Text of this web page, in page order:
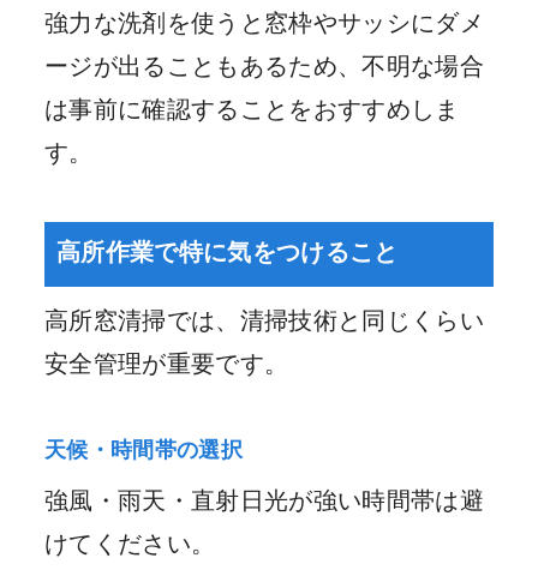
強力な洗剤を使うと窓枠やサッシにダメ
ージが出ることもあるため、不明な場合
は事前に確認することをおすすめしま
す。
高所作業で特に気をつけること
高所窓清掃では、清掃技術と同じくらい
安全管理が重要です。
天候・時間帯の選択
強風・雨天・直射日光が強い時間帯は避
けてください。